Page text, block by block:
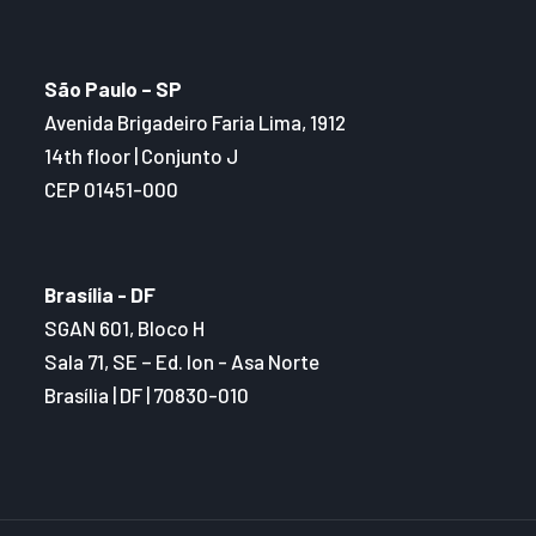
São Paulo – SP
Avenida Brigadeiro Faria Lima, 1912
14th floor | Conjunto J
CEP 01451-000
Brasília - DF
SGAN 601, Bloco H
Sala 71, SE – Ed. Ion - Asa Norte
Brasília | DF | 70830-010